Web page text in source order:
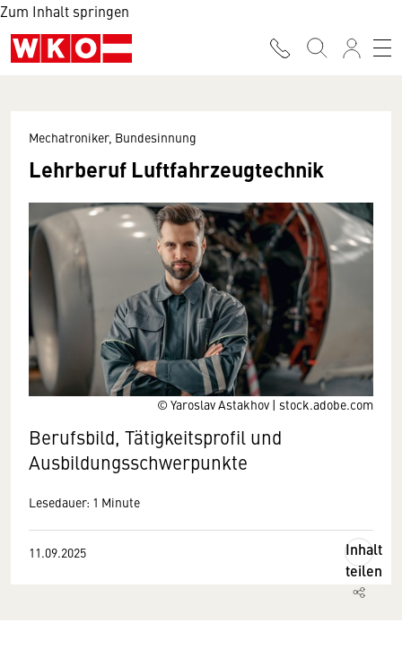
Zum Inhalt springen
© Yaroslav Astakhov | stock.adobe.com
Mechatroniker, Bundesinnung
Lehrberuf Luftfahrzeugtechnik
Berufsbild, Tätigkeitsprofil und
Ausbildungsschwerpunkte
Lesedauer: 1 Minute
11.09.2025
Inhalt
teilen